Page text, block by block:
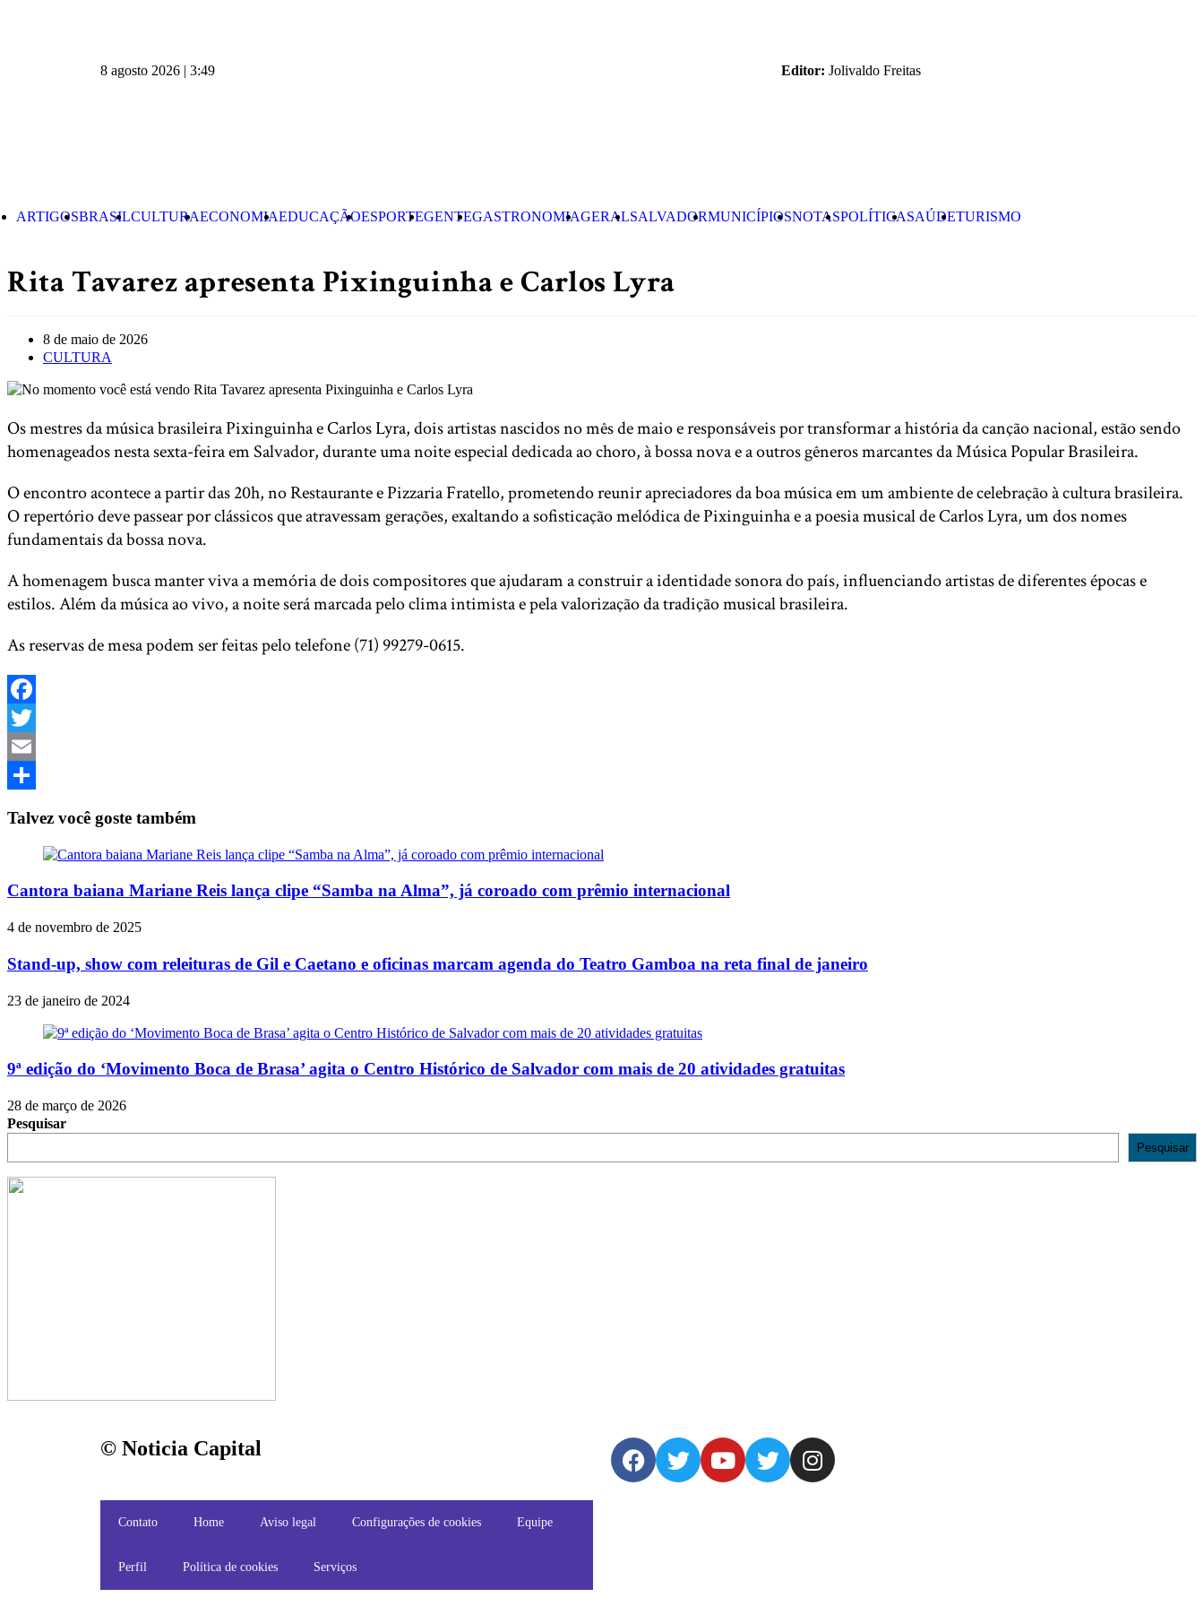
8 agosto 2026 | 3:49 Editor: Jolivaldo Freitas
ARTIGOSBRASILCULTURAECONOMIAEDUCAÇÃOESPORTEGENTEGASTRONOMIAGERALSALVADORMUNICÍPIOSNOTASPOLÍTICASAÚDETURISMO
Rita Tavarez apresenta Pixinguinha e Carlos Lyra
8 de maio de 2026
CULTURA
Os mestres da música brasileira Pixinguinha e Carlos Lyra, dois artistas nascidos no mês de maio e responsáveis por transformar a história da canção nacional, estão sendo
homenageados nesta sexta-feira em Salvador, durante uma noite especial dedicada ao choro, à bossa nova e a outros gêneros marcantes da Música Popular Brasileira.
O encontro acontece a partir das 20h, no Restaurante e Pizzaria Fratello, prometendo reunir apreciadores da boa música em um ambiente de celebração à cultura brasileira.
O repertório deve passear por clássicos que atravessam gerações, exaltando a sofisticação melódica de Pixinguinha e a poesia musical de Carlos Lyra, um dos nomes
fundamentais da bossa nova.
A homenagem busca manter viva a memória de dois compositores que ajudaram a construir a identidade sonora do país, influenciando artistas de diferentes épocas e
estilos. Além da música ao vivo, a noite será marcada pelo clima intimista e pela valorização da tradição musical brasileira.
As reservas de mesa podem ser feitas pelo telefone (71) 99279-0615.
Facebook
Twitter
Email
Talvez você goste também
Cantora baiana Mariane Reis lança clipe “Samba na Alma”, já coroado com prêmio internacional
4 de novembro de 2025
Stand-up, show com releituras de Gil e Caetano e oficinas marcam agenda do Teatro Gamboa na reta final de janeiro
23 de janeiro de 2024
9ª edição do ‘Movimento Boca de Brasa’ agita o Centro Histórico de Salvador com mais de 20 atividades gratuitas
28 de março de 2026
Pesquisar
Pesquisar
© Noticia Capital
Contato Home Aviso legal Configurações de cookies Equipe
Perfil Política de cookies Serviços